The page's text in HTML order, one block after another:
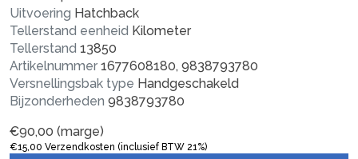
Uitvoering Hatchback
Tellerstand eenheid Kilometer
Tellerstand 13850
Artikelnummer 1677608180, 9838793780
Versnellingsbak type Handgeschakeld
Bijzonderheden 9838793780
€90,00 (marge)
€15,00 Verzendkosten (inclusief BTW 21%)